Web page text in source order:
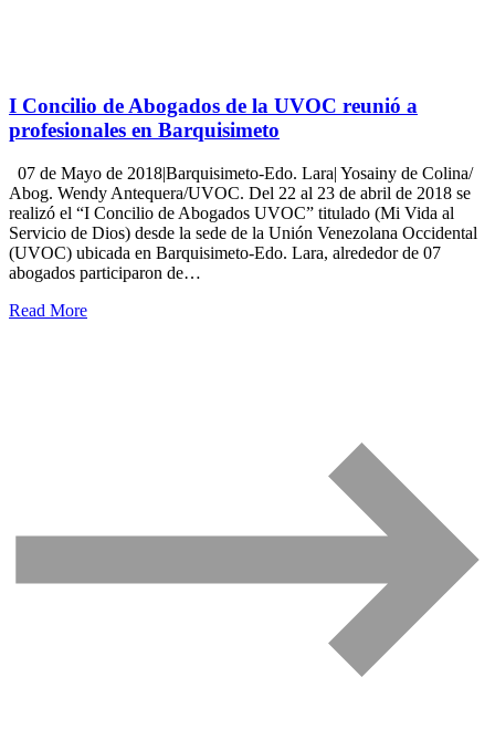
I Concilio de Abogados de la UVOC reunió a
profesionales en Barquisimeto
07 de Mayo de 2018|Barquisimeto-Edo. Lara| Yosainy de Colina/
Abog. Wendy Antequera/UVOC. Del 22 al 23 de abril de 2018 se
realizó el “I Concilio de Abogados UVOC” titulado (Mi Vida al
Servicio de Dios) desde la sede de la Unión Venezolana Occidental
(UVOC) ubicada en Barquisimeto-Edo. Lara, alrededor de 07
abogados participaron de…
Read More